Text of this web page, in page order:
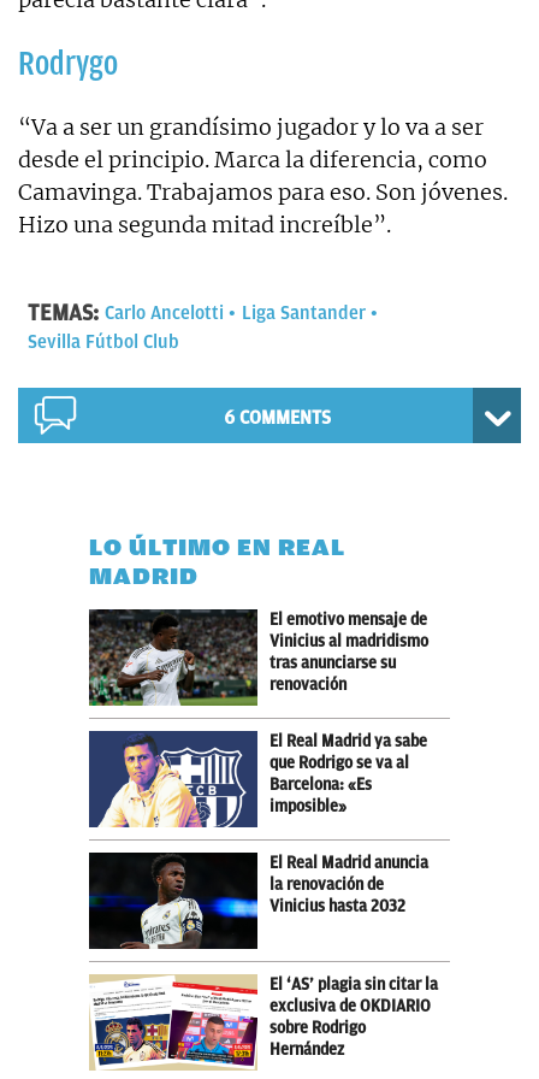
Rodrygo
“Va a ser un grandísimo jugador y lo va a ser
desde el principio. Marca la diferencia, como
Camavinga. Trabajamos para eso. Son jóvenes.
Hizo una segunda mitad increíble”.
TEMAS: Carlo Ancelotti
Liga Santander
Sevilla Fútbol Club
6 COMMENTS
LO ÚLTIMO EN REAL
MADRID
El emotivo mensaje de
Vinicius al madridismo
tras anunciarse su
renovación
El Real Madrid ya sabe
que Rodrigo se va al
Barcelona: «Es
imposible»
El Real Madrid anuncia
la renovación de
Vinicius hasta 2032
El ‘AS’ plagia sin citar la
exclusiva de OKDIARIO
sobre Rodrigo
Hernández